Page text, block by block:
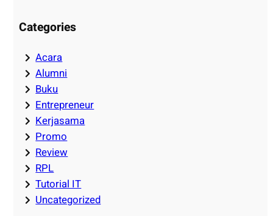
Categories
Acara
Alumni
Buku
Entrepreneur
Kerjasama
Promo
Review
RPL
Tutorial IT
Uncategorized